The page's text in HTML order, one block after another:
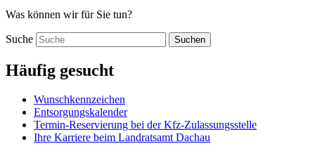
Was können wir für Sie tun?
Suche Suchen
Häufig gesucht
Wunschkennzeichen
Entsorgungskalender
Termin-Reservierung bei der Kfz-Zulassungsstelle
Ihre Karriere beim Landratsamt Dachau